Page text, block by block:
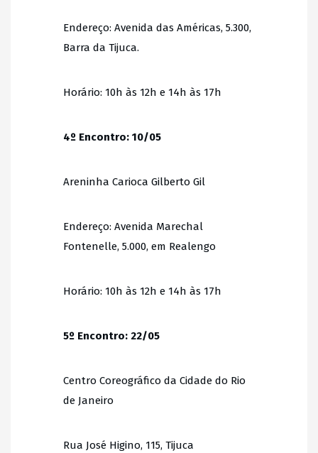
Endereço: Avenida das Américas, 5.300,
Barra da Tijuca.
Horário: 10h às 12h e 14h às 17h
4º Encontro: 10/05
Areninha Carioca Gilberto Gil
Endereço: Avenida Marechal
Fontenelle, 5.000, em Realengo
Horário: 10h às 12h e 14h às 17h
5º Encontro: 22/05
Centro Coreográfico da Cidade do Rio
de Janeiro
Rua José Higino, 115, Tijuca